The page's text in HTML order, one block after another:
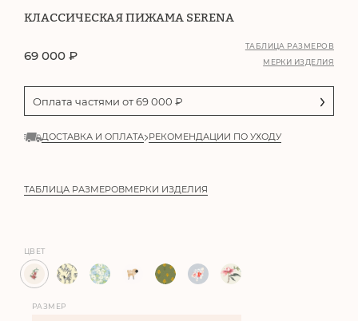
КЛАССИЧЕСКАЯ ПИЖАМА SERENA
69 000 ₽
ТАБЛИЦА РАЗМЕРОВ
МЕРКИ ИЗДЕЛИЯ
Оплата частями от69 000 ₽
ДОСТАВКА И ОПЛАТА РЕКОМЕНДАЦИИ ПО УХОДУ
ТАБЛИЦА РАЗМЕРОВМЕРКИ ИЗДЕЛИЯ
ЦВЕТ
РАЗМЕР